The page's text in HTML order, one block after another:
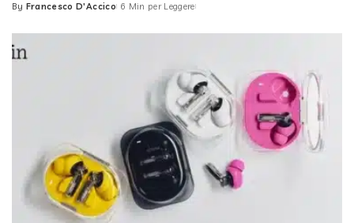
Posted
By Francesco D'Accico 6 Min per Leggere